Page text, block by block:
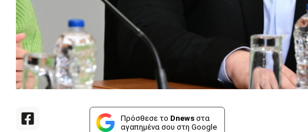
Πρόσθεσε το Dnews στα
αγαπημένα σου στη Google